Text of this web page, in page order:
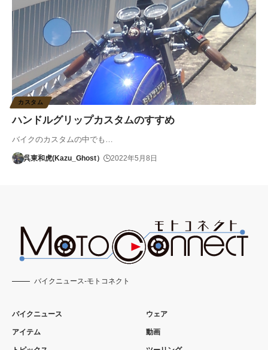
カスタム
ハンドルグリップカスタムのすすめ
バイクのカスタムの中でも…
呉東和虎(Kazu_Ghost） 2022年5月8日
バイクニュース-モトコネクト
バイクニュース
アイテム
ウェア
動画